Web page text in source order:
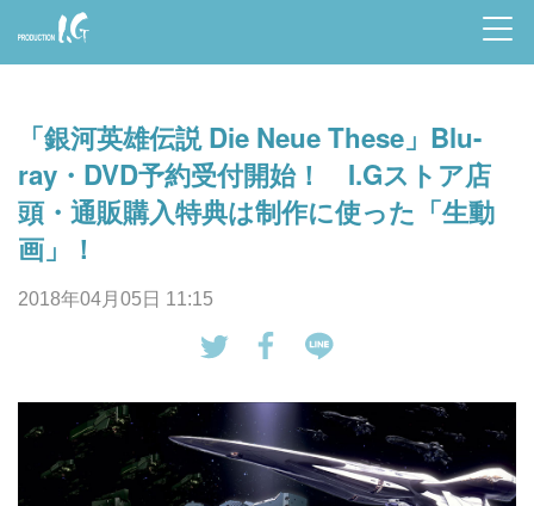
Prod
n I.G
「銀河英雄伝説 Die Neue These」Blu-
ray・DVD予約受付開始！ I.Gストア店
頭・通販購入特典は制作に使った「生動
画」！
2018年04月05日 11:15
eet
る
ce
ok
NE
で
送
る